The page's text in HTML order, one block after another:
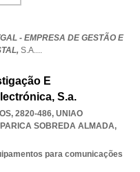
- EMPRESA DE GESTÃO E
S.A....
E
S.a.
2820-486, UNIAO
SOBREDA ALMADA,
para comunicações